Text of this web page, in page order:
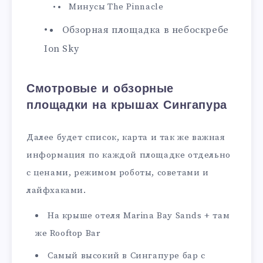
Минусы The Pinnacle
Обзорная площадка в небоскребе
Ion Sky
Смотровые и обзорные
площадки на крышах Сингапура
Далее будет список, карта и так же важная
информация по каждой площадке отдельно
с ценами, режимом роботы, советами и
лайфхаками.
На крыше отеля Marina Bay Sands + там
же Rooftop Bar
Самый высокий в Сингапуре бар с